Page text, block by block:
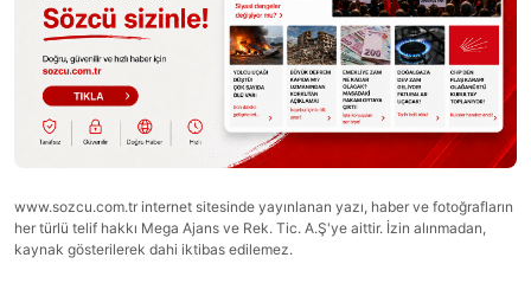
www.sozcu.com.tr internet sitesinde yayınlanan yazı, haber ve fotoğrafların
her türlü telif hakkı Mega Ajans ve Rek. Tic. A.Ş'ye aittir. İzin alınmadan,
kaynak gösterilerek dahi iktibas edilemez.